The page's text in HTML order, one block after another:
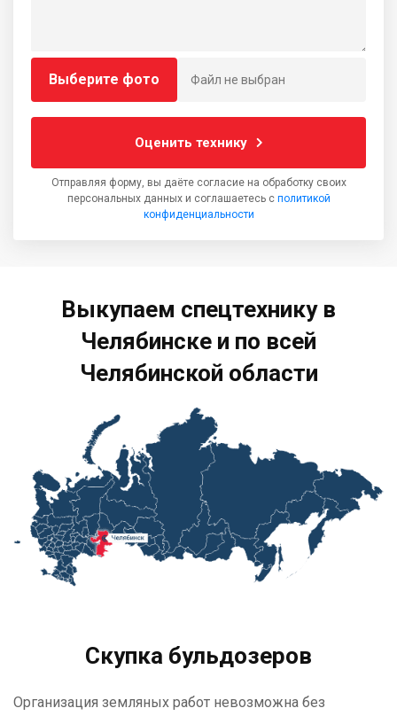
Выберите фото Файл не выбран
Оценить технику
Отправляя форму, вы даёте согласие на обработку своих
персональных данных и соглашаетесь с политикой
конфиденциальности
Выкупаем спецтехнику в
Челябинске и по всей
Челябинской области
Скупка бульдозеров
Организация земляных работ невозможна без